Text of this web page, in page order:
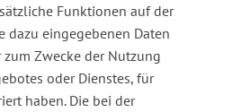
Funktionen auf der
dazu eingegebenen Daten
Zwecke der Nutzung
oder Dienstes, für
haben. Die bei der